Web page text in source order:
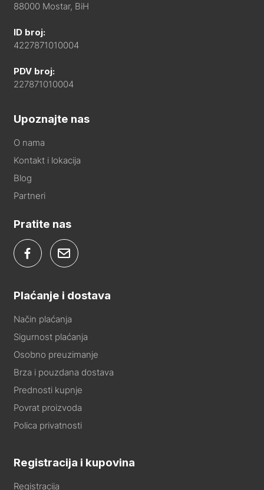
88000 Mostar, BiH
ID broj:
4227871010004
PDV broj:
227871010004
Upoznajte nas
O nama
Kontakt i lokacija
Blog
Partneri
Pratite nas
Plaćanje i dostava
Način plaćanja
Sigurnost plaćanja
Osobno preuzimanje
Brza i pouzdana dostava
Prednosti kupnje
Povrat proizvoda
Polica privatnosti
Registracija i kupovina
Registracija